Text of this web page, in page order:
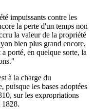
impuissants contre les
la perte d'un temps non
la valeur de la propriété
bien plus grand encore,
porté, en quelque sorte, la
à la charge du
les bases adoptées
sur les expropriations
1828.